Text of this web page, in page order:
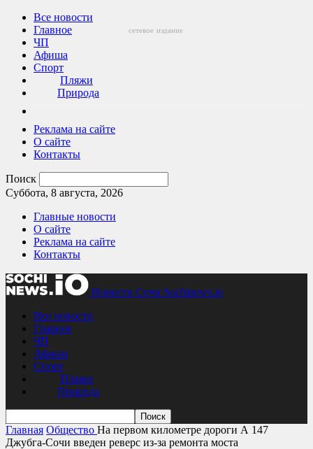
Все новости
Главное
ЧП
Афиша
Спорт
Пляжи
Природа
Реклама на сайте
О сайте
Контакты
Поиск
Суббота, 8 августа, 2026
Главные новости
О сайте
Реклама на сайте
Контакты
Новости Сочи Sochinews.io
сетевое издание
Все новости
Главное
ЧП
Афиша
Спорт
Пляжи
Природа
Главная Общество На первом километре дороги А 147
Джубга-Сочи введен реверс из-за ремонта моста